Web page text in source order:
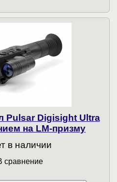
Pulsar Digisight Ultra
на LM-призму
в наличии
сравнение